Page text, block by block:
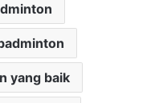
yang baik